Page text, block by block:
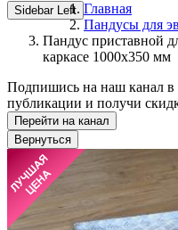
Sidebar Left Главная
Пандусы для
Пандус приставной
каркасе 1000х350 мм
Подпишись на наш канал в
публикации и получи